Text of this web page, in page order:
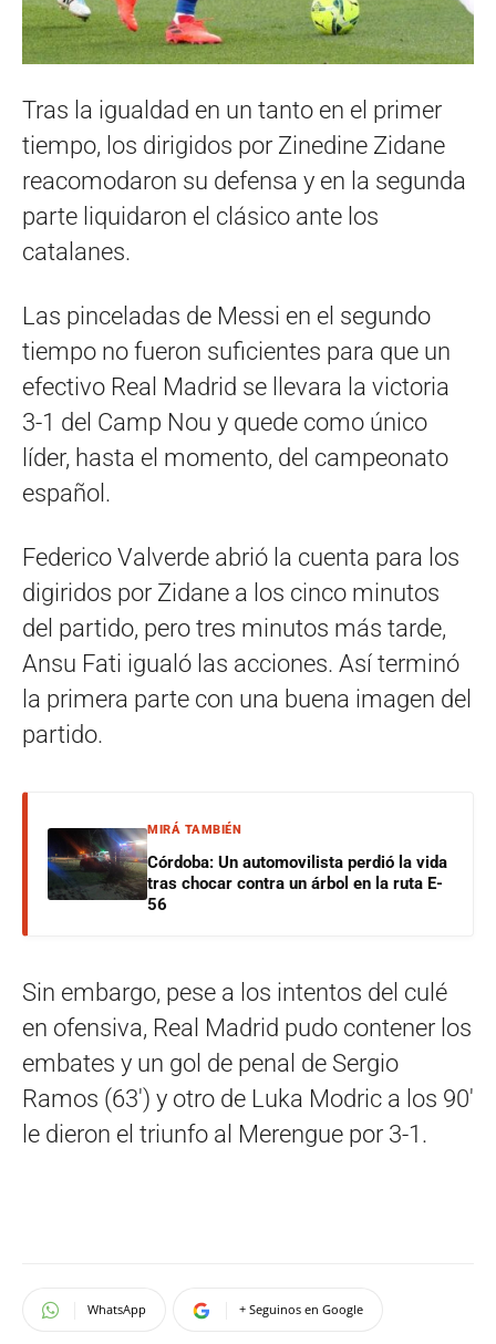
Tras la igualdad en un tanto en el primer
tiempo, los dirigidos por Zinedine Zidane
reacomodaron su defensa y en la segunda
parte liquidaron el clásico ante los
catalanes.
Las pinceladas de Messi en el segundo
tiempo no fueron suficientes para que un
efectivo Real Madrid se llevara la victoria
3-1 del Camp Nou y quede como único
líder, hasta el momento, del campeonato
español.
Federico Valverde abrió la cuenta para los
digiridos por Zidane a los cinco minutos
del partido, pero tres minutos más tarde,
Ansu Fati igualó las acciones. Así terminó
la primera parte con una buena imagen del
partido.
MIRÁ TAMBIÉN
Córdoba: Un automovilista perdió la vida
tras chocar contra un árbol en la ruta E-
56
Sin embargo, pese a los intentos del culé
en ofensiva, Real Madrid pudo contener los
embates y un gol de penal de Sergio
Ramos (63′) y otro de Luka Modric a los 90′
le dieron el triunfo al Merengue por 3-1.
WhatsApp + Seguinos en Google